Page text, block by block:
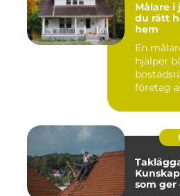
Målare i
du rätt
hem
En
hjälper
företag
som